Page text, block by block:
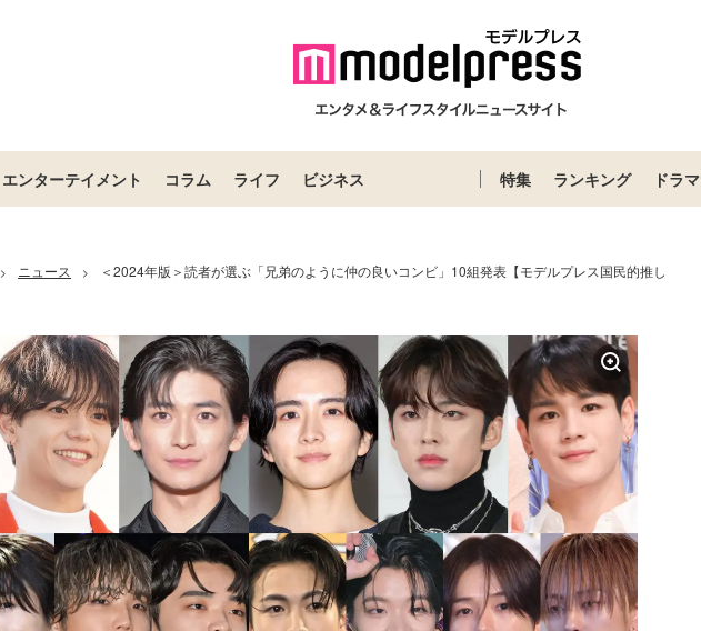
エンターテイメント コラム ライフ ビジネス 特集 ランキング ドラマ
> ニュース >
＜2024年版＞読者が選ぶ「兄弟のように仲の良いコンビ」10組発表【モデルプレス国民的推し